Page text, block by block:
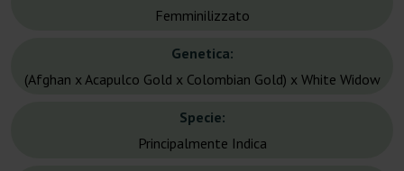
Femminilizzato
Genetica:
(Afghan x Acapulco Gold x Colombian Gold) x White Widow
Specie:
Principalmente Indica